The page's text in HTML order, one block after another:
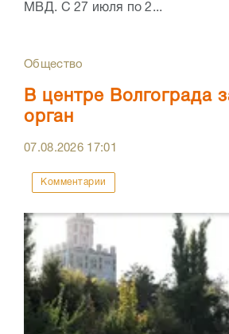
МВД. С 27 июля по 2...
Общество
В центре Волгограда
орган
07.08.2026 17:01
Комментарии